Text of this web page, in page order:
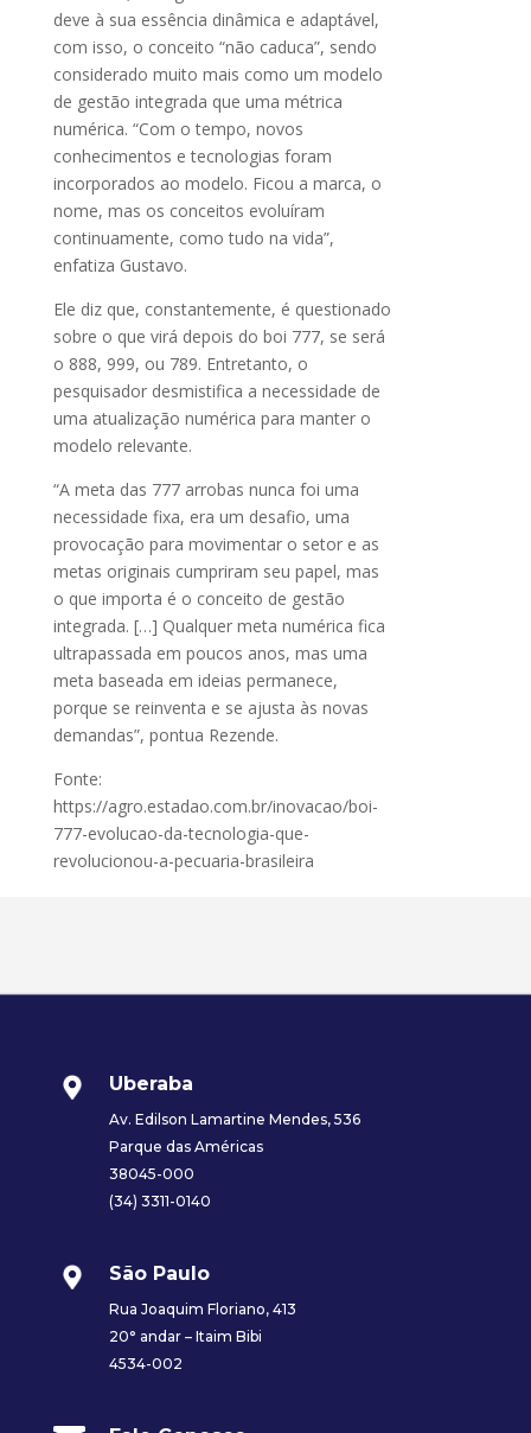
deve à sua essência dinâmica e adaptável,
com isso, o conceito “não caduca”, sendo
considerado muito mais como um modelo
de gestão integrada que uma métrica
numérica. “Com o tempo, novos
conhecimentos e tecnologias foram
incorporados ao modelo. Ficou a marca, o
nome, mas os conceitos evoluíram
continuamente, como tudo na vida”,
enfatiza Gustavo.
Ele diz que, constantemente, é questionado
sobre o que virá depois do boi 777, se será
o 888, 999, ou 789. Entretanto, o
pesquisador desmistifica a necessidade de
uma atualização numérica para manter o
modelo relevante.
“A meta das 777 arrobas nunca foi uma
necessidade fixa, era um desafio, uma
provocação para movimentar o setor e as
metas originais cumpriram seu papel, mas
o que importa é o conceito de gestão
integrada. […] Qualquer meta numérica fica
ultrapassada em poucos anos, mas uma
meta baseada em ideias permanece,
porque se reinventa e se ajusta às novas
demandas”, pontua Rezende.
Fonte:
https://agro.estadao.com.br/inovacao/boi-
777-evolucao-da-tecnologia-que-
revolucionou-a-pecuaria-brasileira
Uberaba
Av. Edilson Lamartine Mendes, 536
Parque das Américas
38045-000
(34) 3311-0140
São Paulo
Rua Joaquim Floriano, 413
20° andar – Itaim Bibi
4534-002